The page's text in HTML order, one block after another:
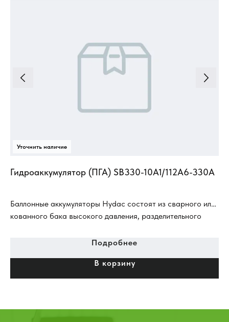
Гидроаккумулятор (ПГА) SB330-10A1/112А6-330А
Баллонные аккумуляторы Hydac состоят из сварного или
кованного бака высокого давления, разделительного
Подробнее
В корзину